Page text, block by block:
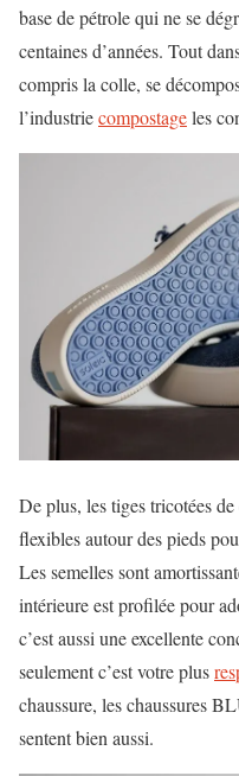
base de pétrole qui ne se
centaines d’années. Tout
compris la colle, se
l’industriecompostageles
De plus, les tiges tricotées
flexibles autour des pieds
Les semelles sont
intérieure est profilée pour
c’est aussi une excellente
seulement c’est votre plus
chaussure, les chaussures
sentent bien aussi.